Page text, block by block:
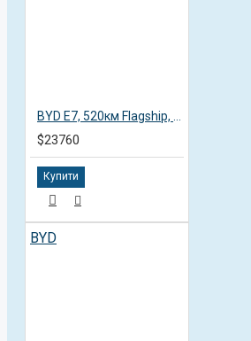
BYD E7, 520км Flagship, 2025, пробег 13,8 тысяч км
$23760
Купити
BYD